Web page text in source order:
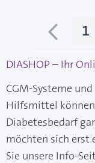
1
DIASHOP – Ihr
CGM-Systeme
Hilfsmittel können
Diabetesbedarf
möchten sich erst
Sie unsere Info-